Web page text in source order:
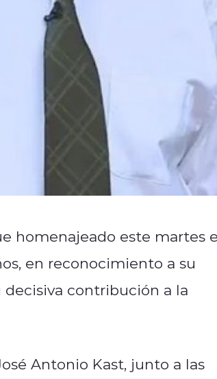
homenajeado este martes
en reconocimiento a su
contribución a la
Antonio Kast, junto a las